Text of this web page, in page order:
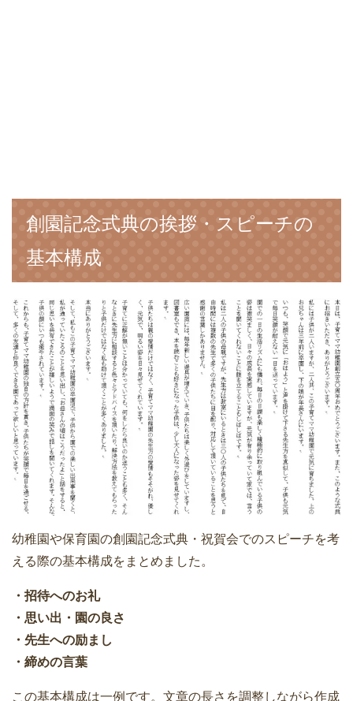
創園記念式典の挨拶・スピーチの
基本構成
幼稚園や保育園の創園記念式典・祝賀会でのスピーチを考
える際の基本構成をまとめました。
・招待へのお礼
・思い出・園の良さ
・先生への励まし
・締めの言葉
この基本構成は一例です。文章の長さを調整しながら作成